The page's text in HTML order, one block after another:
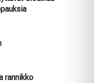
rannikko